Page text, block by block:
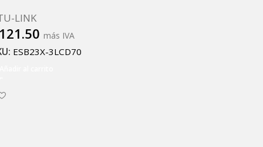
LINK
más IVA
ESB23X-3LCD70